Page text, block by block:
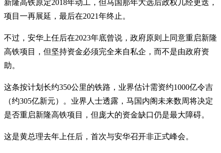
新隆高铁原定2018年动工，但马国那年大选后政权几经更迭，
项目一再展延，最后在2021年终止。
不过，安华上任后在2023年底曾说，政府原则上同意重启新隆
高铁项目，但坚持资金必须完全来自私企，而不是由政府资
助。
这条按计划长约350公里的铁路，业界估计需资约1000亿令吉
（约305亿新元）。业界人士透露，马国内阁未来数周将决定
是否重启新隆高铁项目，但庞大的资金缺口仍是最大障碍。
这是黄总理去年上任后，首次与安华召开非正式峰会。